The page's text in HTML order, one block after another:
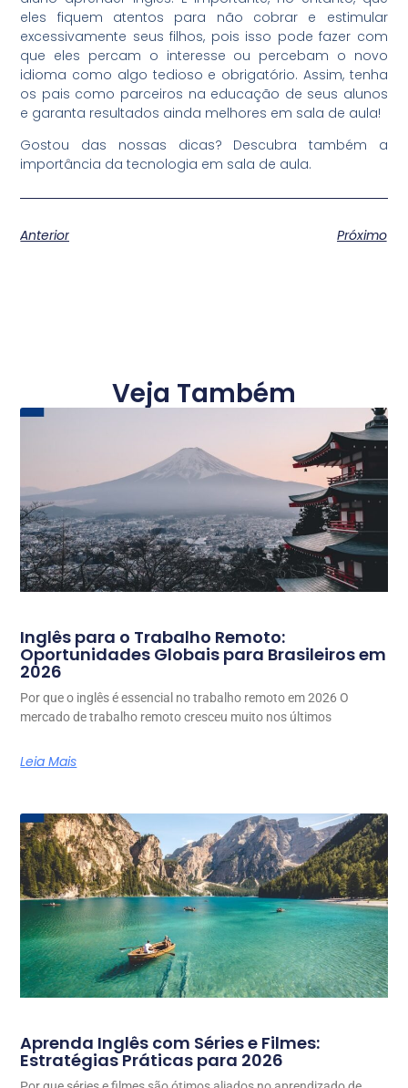
eles fiquem atentos para não cobrar e estimular
excessivamente seus filhos, pois isso pode fazer com
que eles percam o interesse ou percebam o novo
idioma como algo tedioso e obrigatório. Assim, tenha
os pais como parceiros na educação de seus alunos
e garanta resultados ainda melhores em sala de aula!
Gostou das nossas dicas? Descubra também a
importância da tecnologia em sala de aula.
Anterior Próximo
Veja Também
Inglês para o Trabalho Remoto:
Oportunidades Globais para Brasileiros em
2026
Por que o inglês é essencial no trabalho remoto em 2026 O
mercado de trabalho remoto cresceu muito nos últimos
Leia Mais
Aprenda Inglês com Séries e Filmes:
Estratégias Práticas para 2026